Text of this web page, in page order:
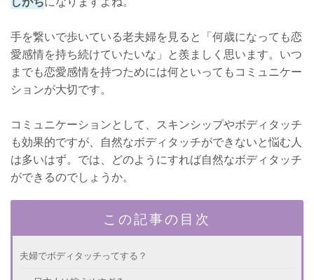
手を繋いで歩いている老夫婦を見ると「何歳になっても恋
愛感情を持ち続けていたいな」と羨ましく思います。いつ
までも恋愛感情を持つためには何といってもコミュニケー
ションが大切です。
コミュニケーションとして、スキンシップやボディタッチ
も効果的ですが、自然なボディタッチができないと悩む人
は多いはず。では、どのようにすれば自然なボディタッチ
ができるのでしょうか。
この記事の目次
夫婦でボディタッチってする？